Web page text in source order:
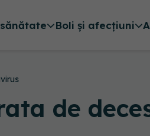
Boli și afecțiuni
de